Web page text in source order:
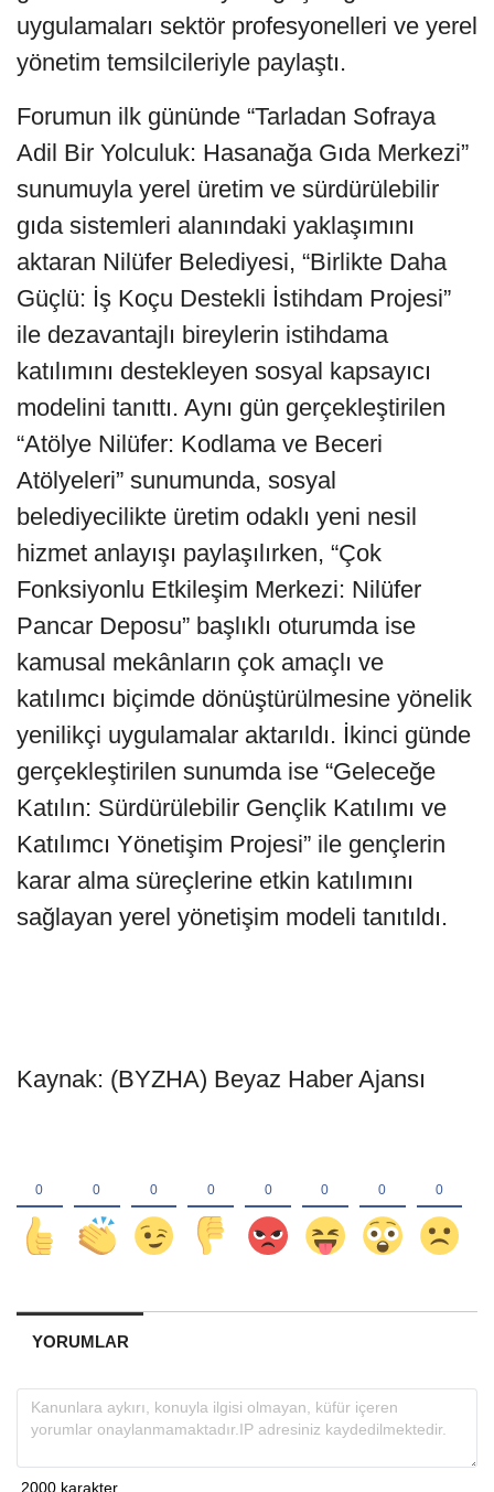
uygulamaları sektör profesyonelleri ve yerel
yönetim temsilcileriyle paylaştı.
Forumun ilk gününde “Tarladan Sofraya
Adil Bir Yolculuk: Hasanağa Gıda Merkezi”
sunumuyla yerel üretim ve sürdürülebilir
gıda sistemleri alanındaki yaklaşımını
aktaran Nilüfer Belediyesi, “Birlikte Daha
Güçlü: İş Koçu Destekli İstihdam Projesi”
ile dezavantajlı bireylerin istihdama
katılımını destekleyen sosyal kapsayıcı
modelini tanıttı. Aynı gün gerçekleştirilen
“Atölye Nilüfer: Kodlama ve Beceri
Atölyeleri” sunumunda, sosyal
belediyecilikte üretim odaklı yeni nesil
hizmet anlayışı paylaşılırken, “Çok
Fonksiyonlu Etkileşim Merkezi: Nilüfer
Pancar Deposu” başlıklı oturumda ise
kamusal mekânların çok amaçlı ve
katılımcı biçimde dönüştürülmesine yönelik
yenilikçi uygulamalar aktarıldı. İkinci günde
gerçekleştirilen sunumda ise “Geleceğe
Katılın: Sürdürülebilir Gençlik Katılımı ve
Katılımcı Yönetişim Projesi” ile gençlerin
karar alma süreçlerine etkin katılımını
sağlayan yerel yönetişim modeli tanıtıldı.
Kaynak: (BYZHA) Beyaz Haber Ajansı
YORUMLAR